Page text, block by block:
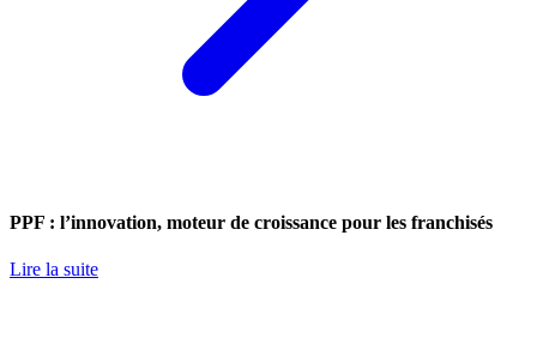
PPF : l’innovation, moteur de croissance pour les franchisés
Lire la suite